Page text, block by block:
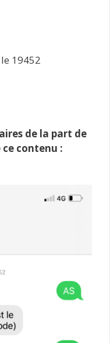
19452
de la part de
contenu :